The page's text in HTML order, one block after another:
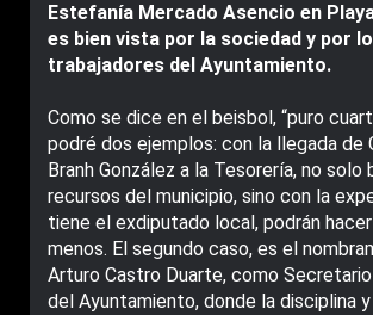
Estefanía Mercado Asencio en
es bien vista por la sociedad y por
trabajadores del Ayuntamiento.
Como se dice en el beisbol, “puro
podré dos ejemplos: con la llegada de
Branh González a la Tesorería, no solo
recursos del municipio, sino con la
tiene el exdiputado local, podrán
menos. El segundo caso, es el
Arturo Castro Duarte, como
del Ayuntamiento, donde la disciplina